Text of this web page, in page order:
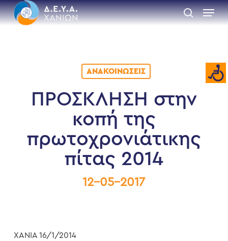
Skip
to
main
search
Menu
ΑΝΑΚΟΙΝΏΣΕΙΣ
ΠΡΟΣΚΛΗΣΗ στην
κοπή της
πρωτοχρονιάτικης
πίτας 2014
12-05-2017
ΧΑΝΙΑ 16/1/2014